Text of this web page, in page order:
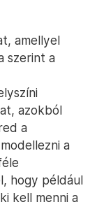
amellyel
szerint a
azokból
a
a
hogy például
kell menni a